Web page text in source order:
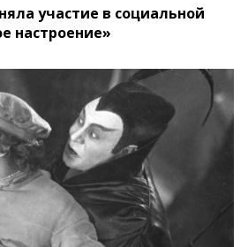
участие в социальной
настроение»